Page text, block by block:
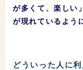
が多くて、楽しい
が現れているよう
どういった人に